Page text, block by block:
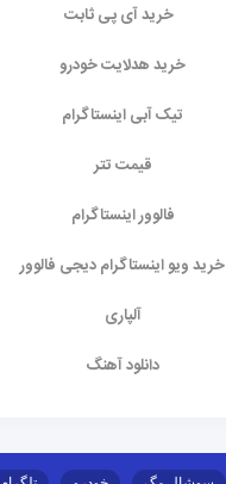
خرید آی پی ثابت
خرید هدلایت خودرو
تیک آبی اینستاگرام
قیمت تتر
فالوور اینستاگرام
خرید ویو اینستاگرام دیجی فالوور
آلپاری
دانلود آهنگ